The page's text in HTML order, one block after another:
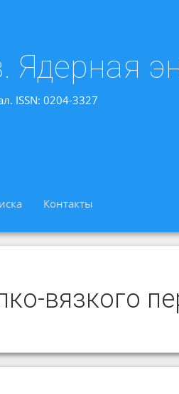
Ядерная
ISSN: 0204-3327
Контакты
вязкого